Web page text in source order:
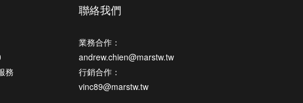
務
聯絡我們
業務合作：
andrew.chien@marstw.tw
行銷合作：
vinc89@marstw.tw